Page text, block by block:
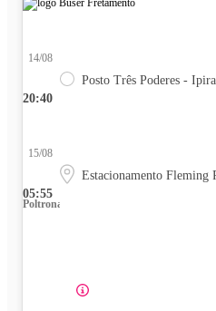
20:40
14/08
Posto Três Poderes -
05:55
15/08
Estacionamento
Poltrona